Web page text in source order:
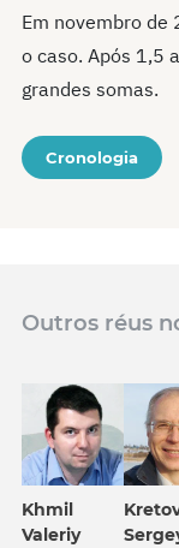
Em novembro
o caso. Após 1,5
grandes somas.
Cronologia
Outros réus
Khmil
Valeriy